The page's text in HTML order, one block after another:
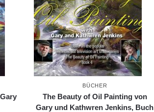
BÜCHER
The Beauty of Oil Painting von
Gary und Kathwren Jenkins, Buch